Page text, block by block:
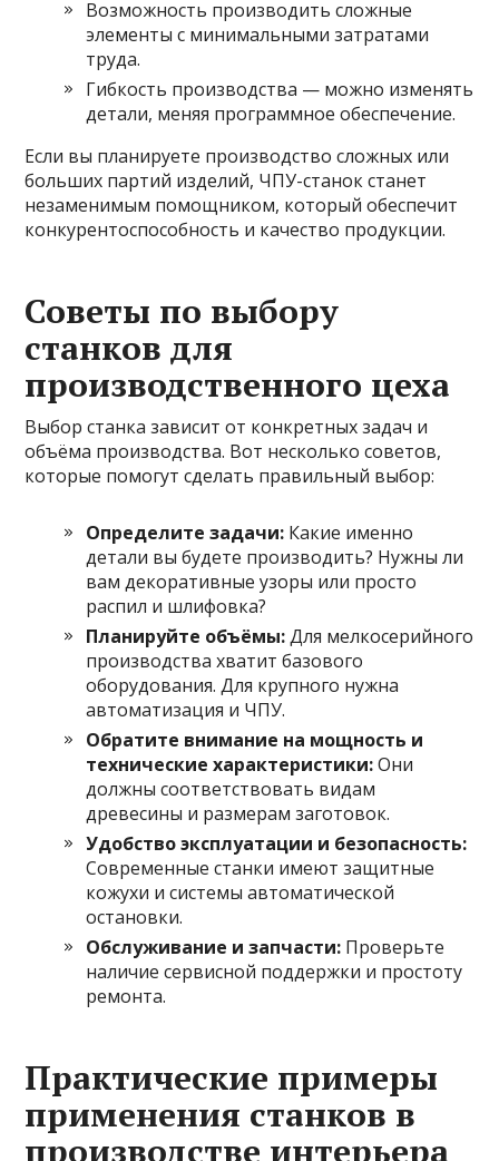
Возможность производить сложные
элементы с минимальными затратами
труда.
Гибкость производства — можно изменять
детали, меняя программное обеспечение.
Если вы планируете производство сложных или
больших партий изделий, ЧПУ-станок станет
незаменимым помощником, который обеспечит
конкурентоспособность и качество продукции.
Советы по выбору
станков для
производственного цеха
Выбор станка зависит от конкретных задач и
объёма производства. Вот несколько советов,
которые помогут сделать правильный выбор:
Определите задачи: Какие именно
детали вы будете производить? Нужны ли
вам декоративные узоры или просто
распил и шлифовка?
Планируйте объёмы:Для мелкосерийного
производства хватит базового
оборудования. Для крупного нужна
автоматизация и ЧПУ.
Обратите внимание на мощность и
технические характеристики:Они
должны соответствовать видам
древесины и размерам заготовок.
Удобство эксплуатации и безопасность:
Современные станки имеют защитные
кожухи и системы автоматической
остановки.
Обслуживание и запчасти: Проверьте
наличие сервисной поддержки и простоту
ремонта.
Практические примеры
применения станков в
производстве интерьера